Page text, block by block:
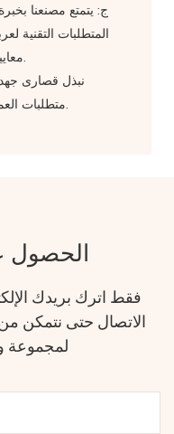
ج: يتمتع مصنعنا
المتطلبات التقنية
معايير معظم الدول ومتطلباتها الخاصة.
نبذل قصارى
متطلبات العملاء، ونساعدها على اجتياز الفحص.
الحصول
فقط اترك بريدك
الاتصال حتى نتمكن
لمجموعة